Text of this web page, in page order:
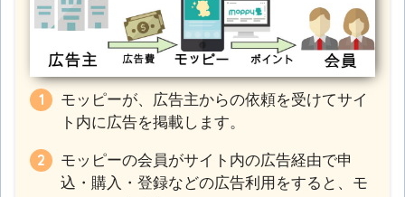
モッピーが、広告主からの依頼を受けてサイ
ト内に広告を掲載します。
モッピーの会員がサイト内の広告経由で申
込・購入・登録などの広告利用をすると、モ